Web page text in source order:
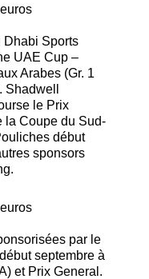
Dhabi Sports
UAE Cup –
Arabes (Gr. 1
Shadwell
le Prix
la Coupe du Sud-
début
sponsors
par le
septembre à
et Prix General.